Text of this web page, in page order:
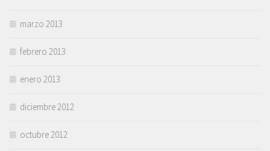
marzo 2013
febrero 2013
enero 2013
diciembre 2012
octubre 2012